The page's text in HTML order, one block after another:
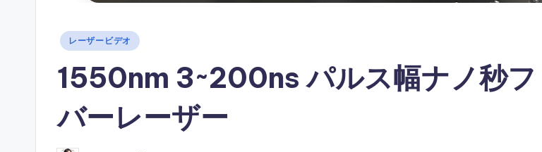
Posted
レーザービデオ
1550nm 3~200ns パルス幅ナノ秒フ
バーレーザー